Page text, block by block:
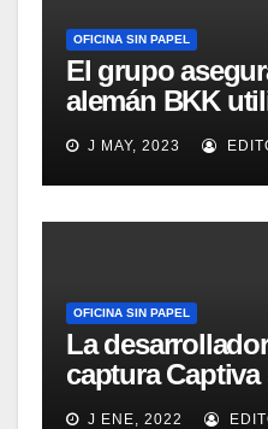
OFICINA SIN PAPEL
El grupo
alemán BKK
para gestionar
documentos
J MAY, 2023
OFICINA SIN PAPEL
La
captura
el mercado latino
J ENE, 2022